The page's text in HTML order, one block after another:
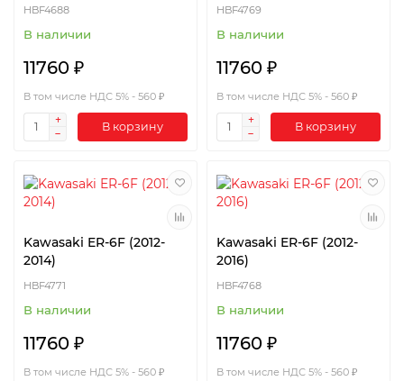
HBF4688
В наличии
11760 ₽
В том числе НДС 5% - 560 ₽
В корзину
HBF4769
В наличии
11760 ₽
В том числе НДС 5% - 560 ₽
В корзину
Kawasaki ER-6F (2012-
2014)
HBF4771
В наличии
11760 ₽
В том числе НДС 5% - 560 ₽
Kawasaki ER-6F (2012-
2016)
HBF4768
В наличии
11760 ₽
В том числе НДС 5% - 560 ₽